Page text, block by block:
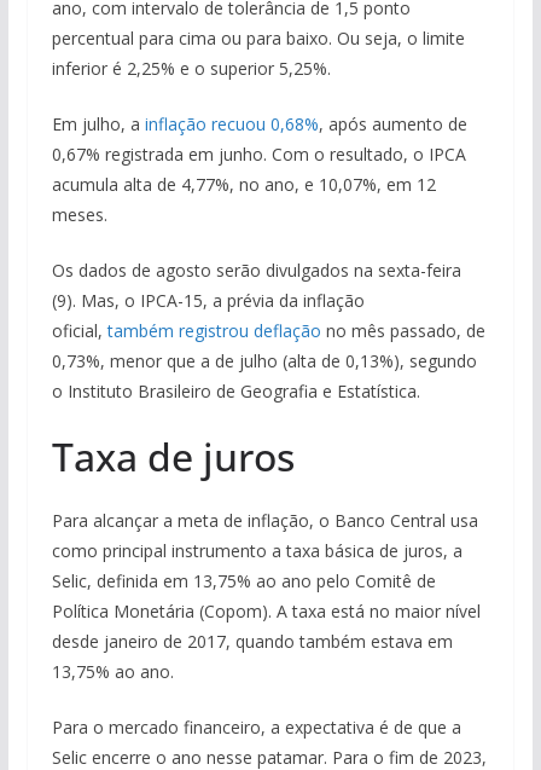
ano, com intervalo de tolerância de 1,5 ponto
percentual para cima ou para baixo. Ou seja, o limite
inferior é 2,25% e o superior 5,25%.
Em julho, a inflação recuou 0,68%, após aumento de
0,67% registrada em junho. Com o resultado, o IPCA
acumula alta de 4,77%, no ano, e 10,07%, em 12
meses.
Os dados de agosto serão divulgados na sexta-feira
(9). Mas, o IPCA-15, a prévia da inflação
oficial,também registrou deflação no mês passado, de
0,73%, menor que a de julho (alta de 0,13%), segundo
o Instituto Brasileiro de Geografia e Estatística.
Taxa de juros
Para alcançar a meta de inflação, o Banco Central usa
como principal instrumento a taxa básica de juros, a
Selic, definida em 13,75% ao ano pelo Comitê de
Política Monetária (Copom). A taxa está no maior nível
desde janeiro de 2017, quando também estava em
13,75% ao ano.
Para o mercado financeiro, a expectativa é de que a
Selic encerre o ano nesse patamar. Para o fim de 2023,